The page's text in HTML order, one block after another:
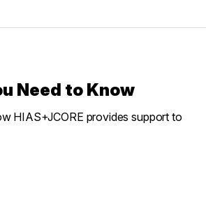
Need to Know
HIAS+JCORE provides support to